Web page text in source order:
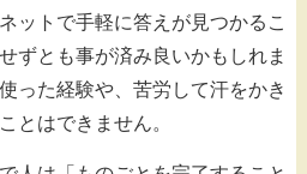
ットで手軽に答えが見つかるこ
ずとも事が済み良いかもしれま
った経験や、苦労して汗をかき
とはできません。